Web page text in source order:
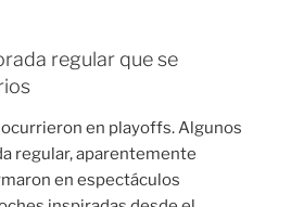
regular que se
en playoffs. Algunos
regular, aparentemente
en espectáculos